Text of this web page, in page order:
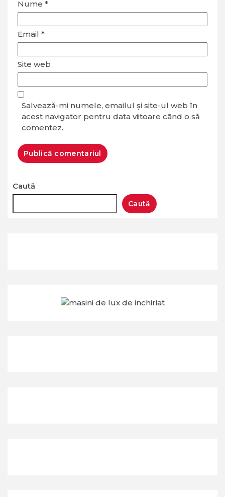
Nume *
Email *
Site web
Salvează-mi numele, emailul și site-ul web în
acest navigator pentru data viitoare când o să
comentez.
Caută
Caută